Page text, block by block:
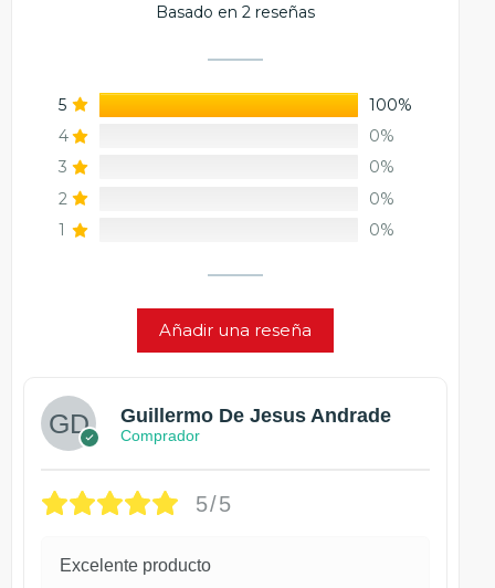
Basado en 2 reseñas
5
100%
4
0%
3
0%
2
0%
1
0%
Añadir una reseña
Guillermo De Jesus Andrade
Comprador
5/5
Excelente producto